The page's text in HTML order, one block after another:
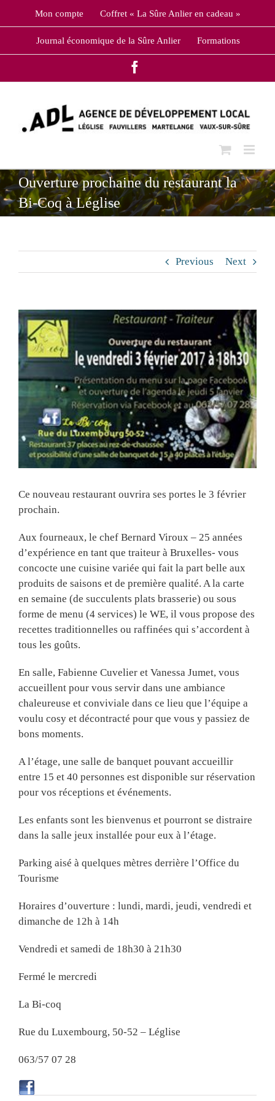
Mon compte Coffret « La Sûre Anlier en cadeau »
Journal économique de la Sûre Anlier Formations
Ouverture prochaine du restaurant la
Bi-Coq à Léglise
Previous Next
View
Larger
Image
Ce nouveau restaurant ouvrira ses portes le 3 février
prochain.
Aux fourneaux, le chef Bernard Viroux – 25 années
d’expérience en tant que traiteur à Bruxelles- vous
concocte une cuisine variée qui fait la part belle aux
produits de saisons et de première qualité. A la carte
en semaine (de succulents plats brasserie) ou sous
forme de menu (4 services) le WE, il vous propose des
recettes traditionnelles ou raffinées qui s’accordent à
tous les goûts.
En salle, Fabienne Cuvelier et Vanessa Jumet, vous
accueillent pour vous servir dans une ambiance
chaleureuse et conviviale dans ce lieu que l’équipe a
voulu cosy et décontracté pour que vous y passiez de
bons moments.
A l’étage, une salle de banquet pouvant accueillir
entre 15 et 40 personnes est disponible sur réservation
pour vos réceptions et événements.
Les enfants sont les bienvenus et pourront se distraire
dans la salle jeux installée pour eux à l’étage.
Parking aisé à quelques mètres derrière l’Office du
Tourisme
Horaires d’ouverture : lundi, mardi, jeudi, vendredi et
dimanche de 12h à 14h
Vendredi et samedi de 18h30 à 21h30
Fermé le mercredi
La Bi-coq
Rue du Luxembourg, 50-52 – Léglise
063/57 07 28